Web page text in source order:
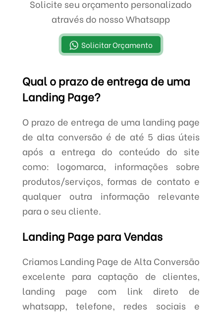
Solicite seu orçamento personalizado
através do nosso Whatsapp
Solicitar Orçamento
Qual o prazo de entrega de uma
Landing Page?
O prazo de entrega de uma landing page
de alta conversão é de até 5 dias úteis
após a entrega do conteúdo do site
como: logomarca, informações sobre
produtos/serviços, formas de contato e
qualquer outra informação relevante
para o seu cliente.
Landing Page para Vendas
Criamos Landing Page de Alta Conversão
excelente para captação de clientes,
landing page com link direto de
whatsapp, telefone, redes sociais e